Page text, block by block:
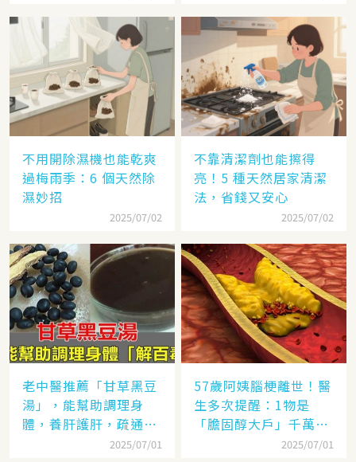
不用開除濕機也能乾爽
過梅雨季：6 個天然除
濕妙招
2025/07/02
不靠清潔劑也能擦得
亮！5 種天然居家清潔
法，省錢又安心
2025/07/02
老中醫推薦「甘草黑豆
湯」，能幫助調理身
體，養肝護肝，疏通血
管，控三高，做法很簡
2025/07/01
57歲阿姨腦梗離世！醫
生多次提醒：1物是
「膽固醇大戶」千萬別
多吃，後悔就晚了2025/07/01